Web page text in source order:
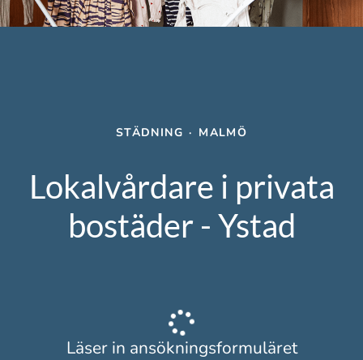
STÄDNING · MALMÖ
Lokalvårdare i privata
bostäder - Ystad
Läser in ansökningsformuläret